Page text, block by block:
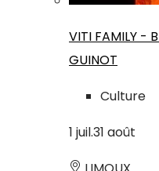
VITI FAMILY -
GUINOT
Culture
1 juil.31 août